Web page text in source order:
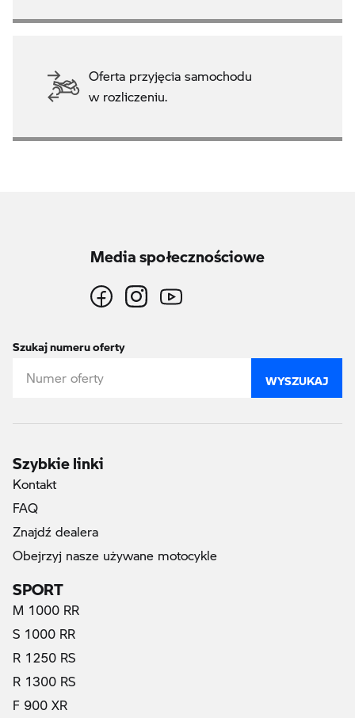
Oferta przyjęcia samochodu
w rozliczeniu.
Media społecznościowe
Szukaj numeru oferty
WYSZUKAJ
Szybkie linki
Kontakt
FAQ
Znajdź dealera
Obejrzyj nasze używane motocykle
SPORT
M 1000 RR
S 1000 RR
R 1250 RS
R 1300 RS
F 900 XR